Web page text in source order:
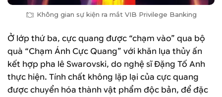
Không gian sự kiện ra mắt VIB Privilege Banking
Ở lớp thứ ba, cực quang được “chạm vào” qua bộ
quà “Chạm Ánh Cực Quang” với khăn lụa thủy ấn
kết hợp pha lê Swarovski, do nghệ sĩ Đặng Tố Anh
thực hiện. Tính chất không lặp lại của cực quang
được chuyển hóa thành vật phẩm độc bản, để đặc